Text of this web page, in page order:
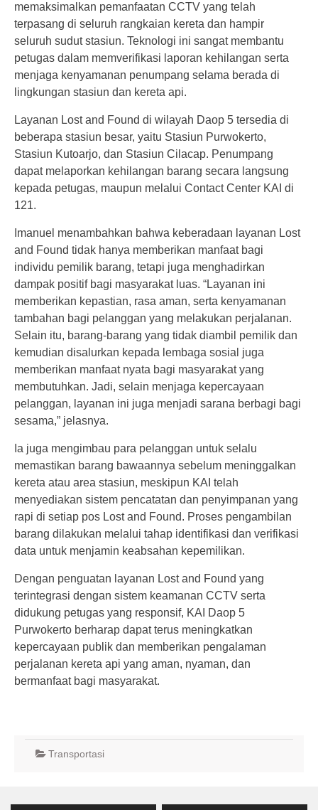
memaksimalkan pemanfaatan CCTV yang telah
terpasang di seluruh rangkaian kereta dan hampir
seluruh sudut stasiun. Teknologi ini sangat membantu
petugas dalam memverifikasi laporan kehilangan serta
menjaga kenyamanan penumpang selama berada di
lingkungan stasiun dan kereta api.
Layanan Lost and Found di wilayah Daop 5 tersedia di
beberapa stasiun besar, yaitu Stasiun Purwokerto,
Stasiun Kutoarjo, dan Stasiun Cilacap. Penumpang
dapat melaporkan kehilangan barang secara langsung
kepada petugas, maupun melalui Contact Center KAI di
121.
Imanuel menambahkan bahwa keberadaan layanan Lost
and Found tidak hanya memberikan manfaat bagi
individu pemilik barang, tetapi juga menghadirkan
dampak positif bagi masyarakat luas. “Layanan ini
memberikan kepastian, rasa aman, serta kenyamanan
tambahan bagi pelanggan yang melakukan perjalanan.
Selain itu, barang-barang yang tidak diambil pemilik dan
kemudian disalurkan kepada lembaga sosial juga
memberikan manfaat nyata bagi masyarakat yang
membutuhkan. Jadi, selain menjaga kepercayaan
pelanggan, layanan ini juga menjadi sarana berbagi bagi
sesama,” jelasnya.
Ia juga mengimbau para pelanggan untuk selalu
memastikan barang bawaannya sebelum meninggalkan
kereta atau area stasiun, meskipun KAI telah
menyediakan sistem pencatatan dan penyimpanan yang
rapi di setiap pos Lost and Found. Proses pengambilan
barang dilakukan melalui tahap identifikasi dan verifikasi
data untuk menjamin keabsahan kepemilikan.
Dengan penguatan layanan Lost and Found yang
terintegrasi dengan sistem keamanan CCTV serta
didukung petugas yang responsif, KAI Daop 5
Purwokerto berharap dapat terus meningkatkan
kepercayaan publik dan memberikan pengalaman
perjalanan kereta api yang aman, nyaman, dan
bermanfaat bagi masyarakat.
Transportasi